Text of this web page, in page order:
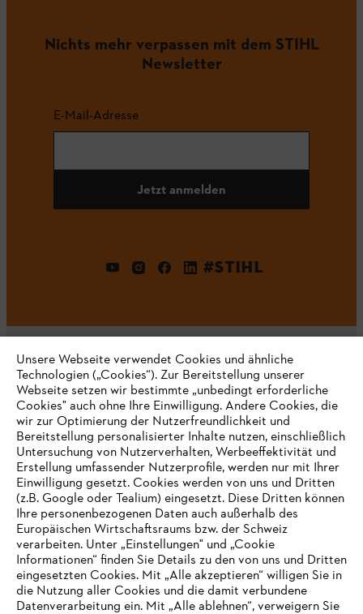
Nichts mehr verpassen mit dem STIHL
Newsletter
E-Mail-Adresse
Jetzt anmelden
#STIHL
Unternehmen
Häufig gestellte Fragen
Support
IHR BROWSER WIRD NICHT
Unsere Webseite verwendet Cookies und ähnliche
Technologien („Cookies“). Zur Bereitstellung unserer
Webseite setzen wir bestimmte „unbedingt erforderliche
Cookies" auch ohne Ihre Einwilligung. Andere Cookies, die
wir zur Optimierung der Nutzerfreundlichkeit und
Bereitstellung personalisierter Inhalte nutzen, einschließlich
Untersuchung von Nutzerverhalten, Werbeeffektivität und
Erstellung umfassender Nutzerprofile, werden nur mit Ihrer
Einwilligung gesetzt. Cookies werden von uns und Dritten
(z.B. Google oder Tealium) eingesetzt. Diese Dritten können
Ihre personenbezogenen Daten auch außerhalb des
Europäischen Wirtschaftsraums bzw. der Schweiz
verarbeiten. Unter „Einstellungen" und „Cookie
Informationen“ finden Sie Details zu den von uns und Dritten
eingesetzten Cookies. Mit „Alle akzeptieren“ willigen Sie in
die Nutzung aller Cookies und die damit verbundene
Datenverarbeitung ein. Mit „Alle ablehnen“, verweigern Sie